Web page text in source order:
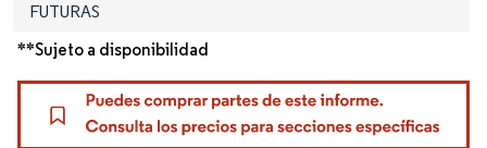
FUTURAS
**Sujeto a disponibilidad